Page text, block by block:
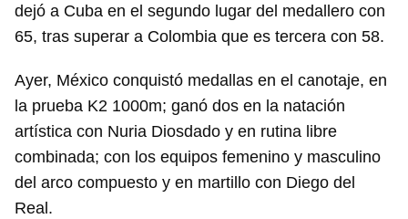
dejó a Cuba en el segundo lugar del medallero con
65, tras superar a Colombia que es tercera con 58.
Ayer, México conquistó medallas en el canotaje, en
la prueba K2 1000m; ganó dos en la natación
artística con Nuria Diosdado y en rutina libre
combinada; con los equipos femenino y masculino
del arco compuesto y en martillo con Diego del
Real.